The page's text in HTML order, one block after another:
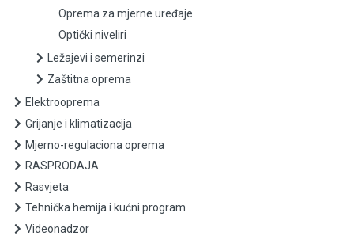
Oprema za mjerne uređaje
Optički niveliri
Zaštitna oprema
Elektrooprema
Oprema za mjerne uređaje
Optički niveliri
Ležajevi i semerinzi
Zaštitna oprema
Elektrooprema
Grijanje i klimatizacija
Mjerno-regulaciona oprema
RASPRODAJA
Rasvjeta
Tehnička hemija i kućni program
Videonadzor